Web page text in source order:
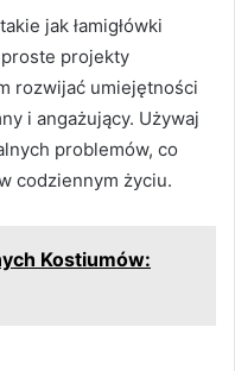
jak łamigłówki
projekty
rozwijać umiejętności
i angażujący. Używaj
problemów, co
codziennym życiu.
Kostiumów: